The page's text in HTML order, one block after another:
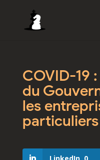
COVID-19
du
les
particuliers